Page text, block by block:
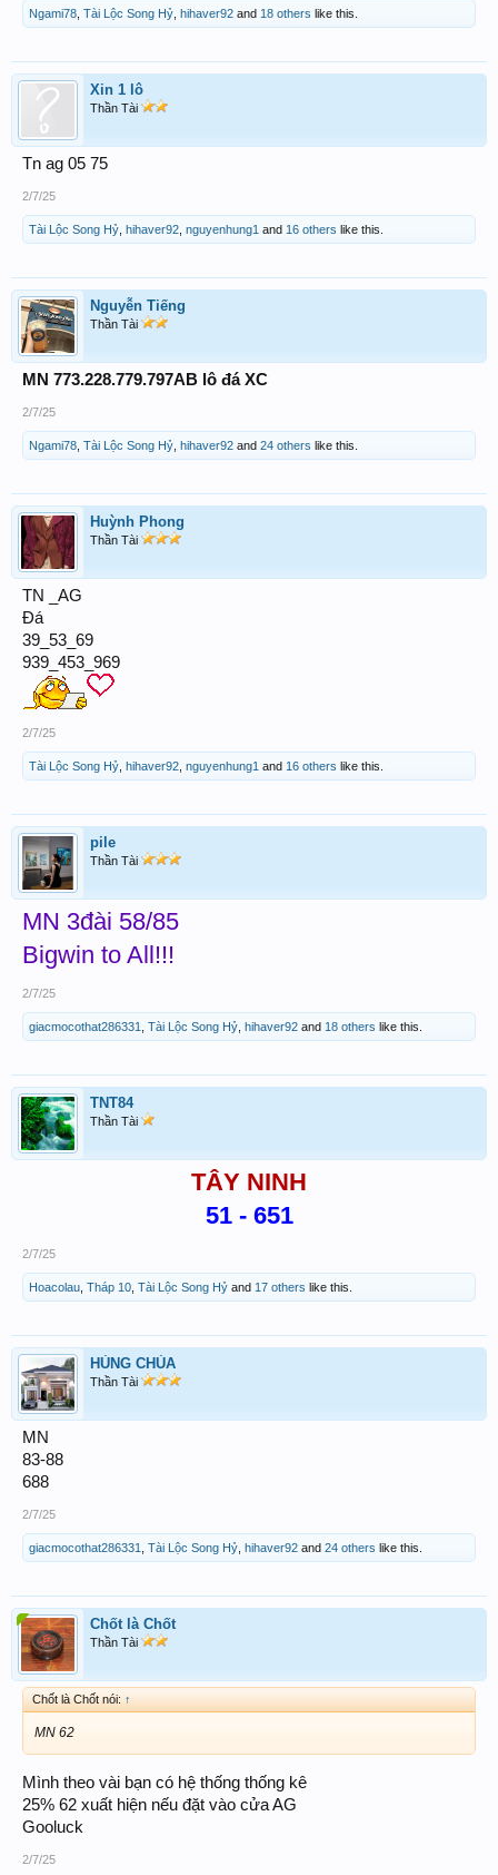
Ngami78 Tài Lộc Song Hỷ hihaver92 and 18 others like this.
Xin 1 lô
Thần Tài
Tn ag 05 75
2/7/25
Tài Lộc Song Hỷ hihaver92 nguyenhung1 and 16 others like this.
Nguyễn Tiếng
Thần Tài
MN 773.228.779.797AB lô đá XC
2/7/25
Ngami78 Tài Lộc Song Hỷ hihaver92 and 24 others like this.
Huỳnh Phong
Thần Tài
TN _AG
Đá
39_53_69
939_453_969
2/7/25
Tài Lộc Song Hỷ hihaver92 nguyenhung1 and 16 others like this.
pile
Thần Tài
MN 3đài 58/85
Bigwin to All!!!
2/7/25
giacmocothat286331 Tài Lộc Song Hỷ hihaver92 and 18 others like this.
TNT84
Thần Tài
TÂY NINH
51 - 651
2/7/25
Hoacolau Tháp 10 Tài Lộc Song Hỷ and 17 others like this.
HÙNG CHÙA
Thần Tài
MN
83-88
688
2/7/25
giacmocothat286331 Tài Lộc Song Hỷ hihaver92 and 24 others like this.
Chốt là Chốt
Thần Tài
Chốt là Chốt nói: ↑
MN 62
Mình theo vài bạn có hệ thống thống kê
25% 62 xuất hiện nếu đặt vào cửa AG
Gooluck
2/7/25